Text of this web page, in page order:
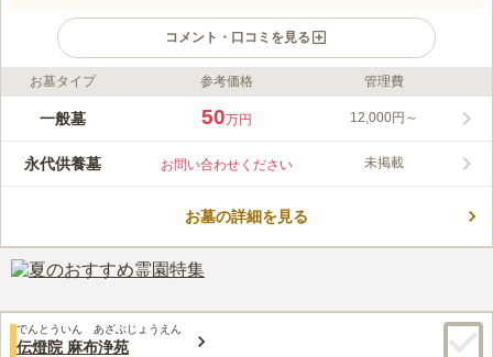
コメント・口コミを見る
ライフドット編集部のコメント
最寄の「三田駅」・「田町駅」から徒歩５分以内と、アクセス抜
で電車でも車でもアクセス至便です。園内は、日当たりや水はけ
も良く、バリアフリー設計のため車椅子やお子様連れの方でも安
も安心してご利用頂けます。ペット埋葬もありさまざなプランが
みんなの評価
3.4 口コミ2件
40代女性
食事や休憩のできる店舗も近隣にあるので、お墓詣りに行った時
街並みなのも気に入っています。
お墓タイプ 参考価格 管理費
一般墓 50万円 12,000円～
永代供養墓 お問い合わせください 未掲載
お墓の詳細を見る
でんとういん あざぶじょうえん
伝燈院 麻布浄苑